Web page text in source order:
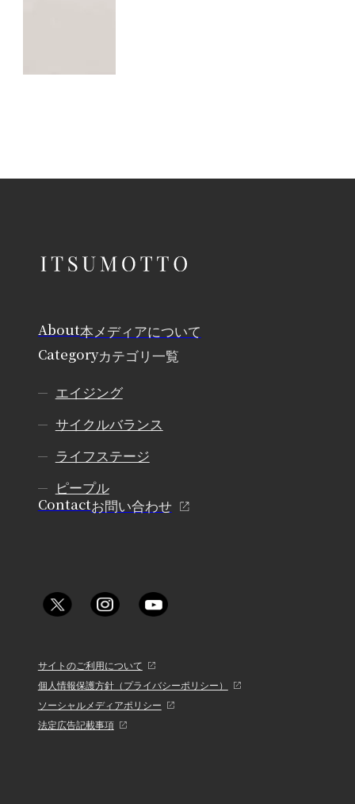
本メディアについて
About
カテゴリ一覧
Category
エイジング
サイクルバランス
ライフステージ
ピープル
お問い合わせ
Contact
サイトのご利用について
個人情報保護方針（プライバシーポリシー）
ソーシャルメディアポリシー
法定広告記載事項